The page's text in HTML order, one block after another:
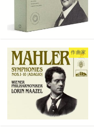
作曲家